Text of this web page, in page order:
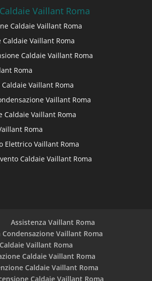
Vaillant Roma
Caldaie Vaillant Roma
Vaillant Roma
Caldaie Vaillant Roma
Roma
Vaillant Roma
Vaillant Roma
Caldaie Vaillant Roma
Roma
Elettrico Vaillant Roma
Caldaie Vaillant Roma
Assistenza Vaillant Roma
Condensazione Vaillant Roma
Caldaie Vaillant Roma
Caldaie Vaillant Roma
Caldaie Vaillant Roma
Caldaie Vaillant Roma